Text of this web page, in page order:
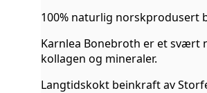
100% naturlig norskprodusert
Karnlea Bonebroth er et
kollagen og mineraler.
Langtidskokt beinkraft av